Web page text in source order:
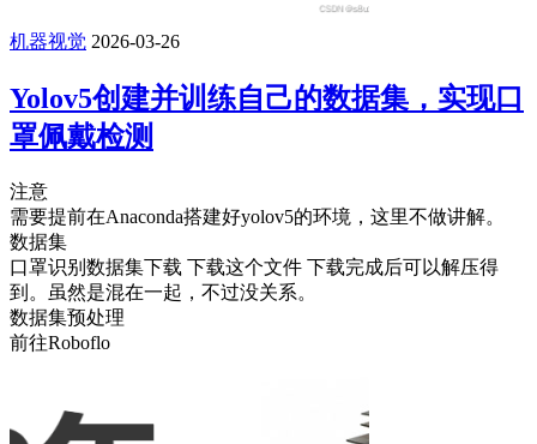
机器视觉 2026-03-26
Yolov5创建并训练自己的数据集，实现口
罩佩戴检测
注意
需要提前在Anaconda搭建好yolov5的环境，这里不做讲解。
数据集
口罩识别数据集下载 下载这个文件 下载完成后可以解压得
到。虽然是混在一起，不过没关系。
数据集预处理
前往Roboflo